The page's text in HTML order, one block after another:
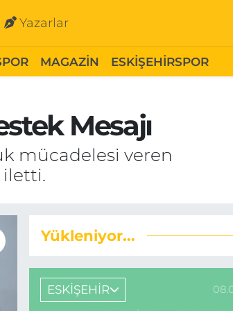
Yazarlar
MAGAZİN ESKİŞEHİRSPOR
Mesajı
mücadelesi veren
iletti.
Yükleniyor...
ESKİŞEHİR